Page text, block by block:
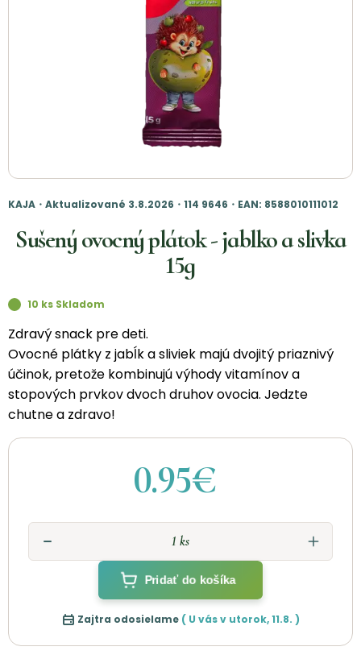
KAJA・Aktualizované 3.8.2026・114 9646・EAN: 8588010111012
Sušený ovocný plátok - jablko a slivka
15g
10 ks Skladom
Zdravý snack pre deti.
Ovocné plátky z jabĺk a sliviek majú dvojitý priaznivý
účinok, pretože kombinujú výhody vitamínov a
stopových prvkov dvoch druhov ovocia. Jedzte
chutne a zdravo!
0.95€
Pridať do košíka
Zajtra odosielame ( U vás v utorok,11.8. )